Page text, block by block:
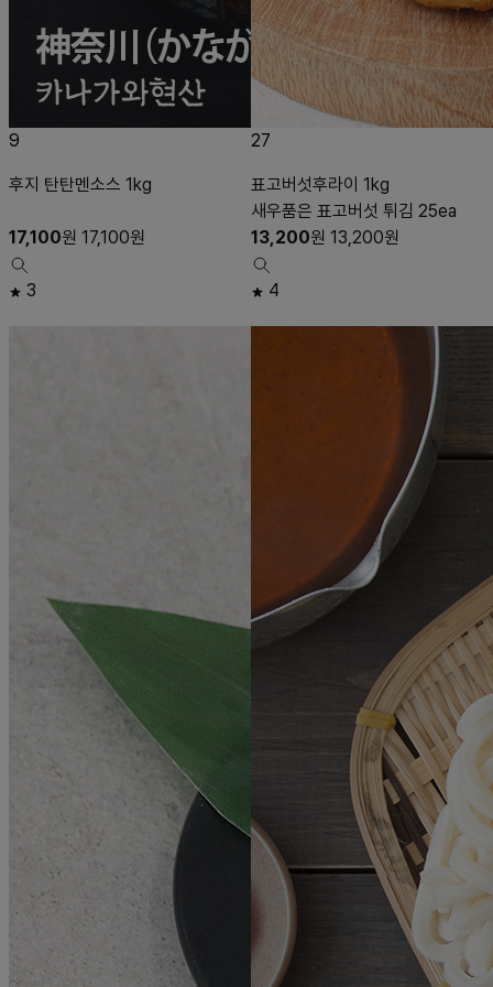
9
후지 탄탄멘소스 1kg
17,100원 17,100원
3
27
표고버섯후라이 1kg
새우품은 표고버섯 튀김 25ea
13,200원 13,200원
4